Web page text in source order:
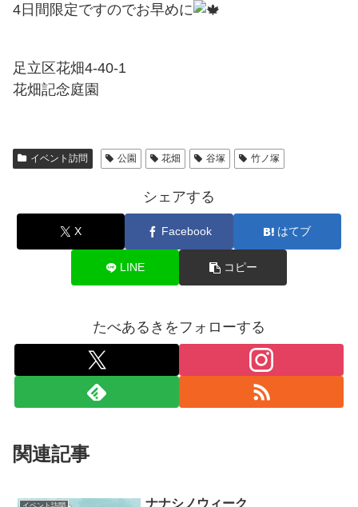
4日間限定ですのでお早めに
足立区花畑4-40-1
花畑記念庭園
イベント訪問 公園 花畑 谷塚 竹ノ塚
シェアする
X Facebook はてブ
LINE コピー
たべあるきをフォローする
関連記事
イベント訪問 ナナシノウィーク